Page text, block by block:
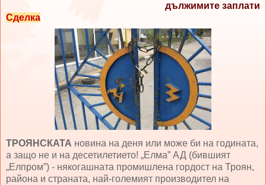
дължимите заплати
Сделка
ТРОЯНСКАТА новина на деня или може би на годината,
а защо не и на десетилетието! „Елма” АД (бившият
„Елпром”) - някогашната промишлена гордост на Троян,
района и страната, най-големият производител на